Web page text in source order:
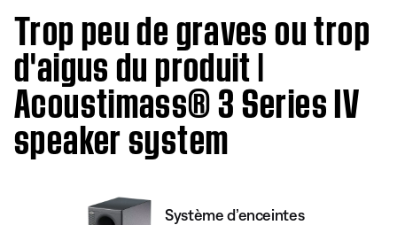
Trop peu de graves ou trop
d'aigus du produit |
Acoustimass® 3 Series IV
speaker system
Système d’enceintes